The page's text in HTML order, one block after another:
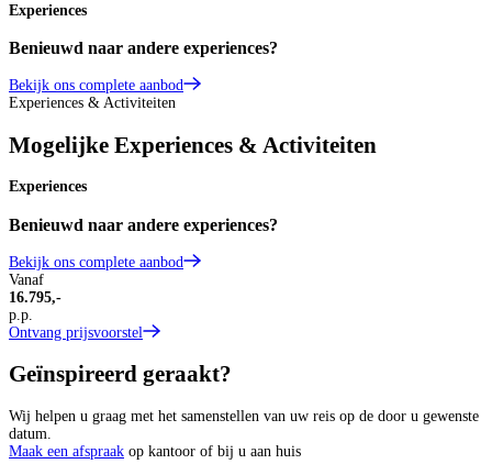
Experiences
Benieuwd naar andere experiences?
Bekijk ons complete aanbod
Experiences & Activiteiten
Mogelijke Experiences & Activiteiten
Experiences
Benieuwd naar andere experiences?
Bekijk ons complete aanbod
Vanaf
16.795,-
p.p.
Ontvang prijsvoorstel
Geïnspireerd geraakt?
Wij helpen u graag met het samenstellen van uw reis op de door u gewenste
datum.
Maak een afspraak op kantoor of bij u aan huis